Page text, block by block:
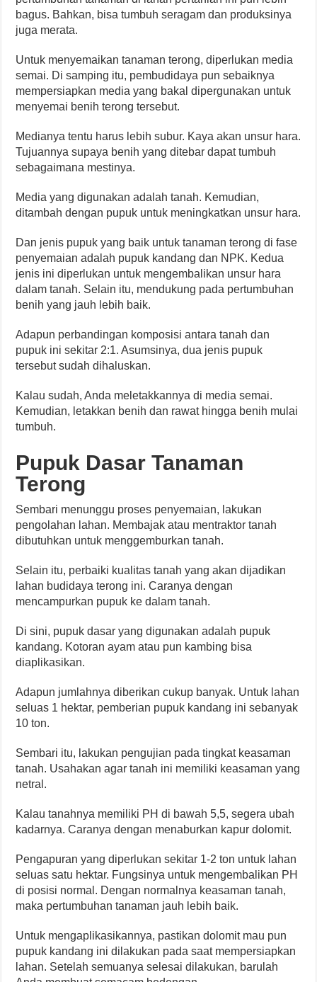
bagus. Bahkan, bisa tumbuh seragam dan produksinya
juga merata.
Untuk menyemaikan tanaman terong, diperlukan media
semai. Di samping itu, pembudidaya pun sebaiknya
mempersiapkan media yang bakal dipergunakan untuk
menyemai benih terong tersebut.
Medianya tentu harus lebih subur. Kaya akan unsur hara.
Tujuannya supaya benih yang ditebar dapat tumbuh
sebagaimana mestinya.
Media yang digunakan adalah tanah. Kemudian,
ditambah dengan pupuk untuk meningkatkan unsur hara.
Dan jenis pupuk yang baik untuk tanaman terong di fase
penyemaian adalah pupuk kandang dan NPK. Kedua
jenis ini diperlukan untuk mengembalikan unsur hara
dalam tanah. Selain itu, mendukung pada pertumbuhan
benih yang jauh lebih baik.
Adapun perbandingan komposisi antara tanah dan
pupuk ini sekitar 2:1. Asumsinya, dua jenis pupuk
tersebut sudah dihaluskan.
Kalau sudah, Anda meletakkannya di media semai.
Kemudian, letakkan benih dan rawat hingga benih mulai
tumbuh.
Pupuk Dasar Tanaman
Terong
Sembari menunggu proses penyemaian, lakukan
pengolahan lahan. Membajak atau mentraktor tanah
dibutuhkan untuk menggemburkan tanah.
Selain itu, perbaiki kualitas tanah yang akan dijadikan
lahan budidaya terong ini. Caranya dengan
mencampurkan pupuk ke dalam tanah.
Di sini, pupuk dasar yang digunakan adalah pupuk
kandang. Kotoran ayam atau pun kambing bisa
diaplikasikan.
Adapun jumlahnya diberikan cukup banyak. Untuk lahan
seluas 1 hektar, pemberian pupuk kandang ini sebanyak
10 ton.
Sembari itu, lakukan pengujian pada tingkat keasaman
tanah. Usahakan agar tanah ini memiliki keasaman yang
netral.
Kalau tanahnya memiliki PH di bawah 5,5, segera ubah
kadarnya. Caranya dengan menaburkan kapur dolomit.
Pengapuran yang diperlukan sekitar 1-2 ton untuk lahan
seluas satu hektar. Fungsinya untuk mengembalikan PH
di posisi normal. Dengan normalnya keasaman tanah,
maka pertumbuhan tanaman jauh lebih baik.
Untuk mengaplikasikannya, pastikan dolomit mau pun
pupuk kandang ini dilakukan pada saat mempersiapkan
lahan. Setelah semuanya selesai dilakukan, barulah